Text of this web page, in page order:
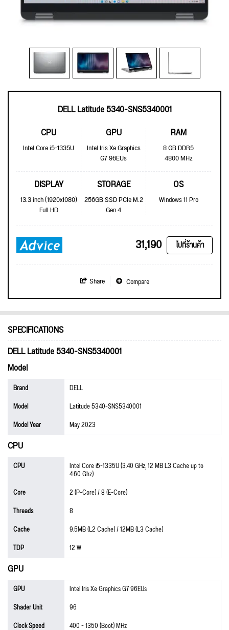
DELL Latitude 5340-SNS5340001
CPU
Intel Core i5-1335U
GPU
Intel Iris Xe Graphics
G7 96EUs
RAM
8 GB DDR5
4800 MHz
DISPLAY
13.3 inch (1920x1080)
Full HD
STORAGE
256GB SSD PCIe M.2
Gen 4
OS
Windows 11 Pro
31,190 ไปที่ร้านค้า
Share Compare
SPECIFICATIONS
DELL Latitude 5340-SNS5340001
Model
Brand
DELL
Model
Latitude 5340-SNS5340001
Model Year
May 2023
CPU
CPU Intel Core i5-1335U (3.40 GHz, 12 MB L3 Cache up to
4.60 Ghz)
Core
2 (P-Core) / 8 (E-Core)
Threads
8
Cache
9.5MB (L2 Cache) / 12MB (L3 Cache)
TDP
12 W
GPU
GPU
Intel Iris Xe Graphics G7 96EUs
Shader Unit
96
Clock Speed
400 - 1350 (Boot) MHz